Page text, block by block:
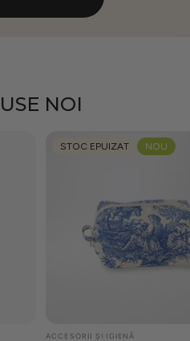
NOI
STOC EPUIZAT NOU
ACCESORII ȘI IGIENĂ